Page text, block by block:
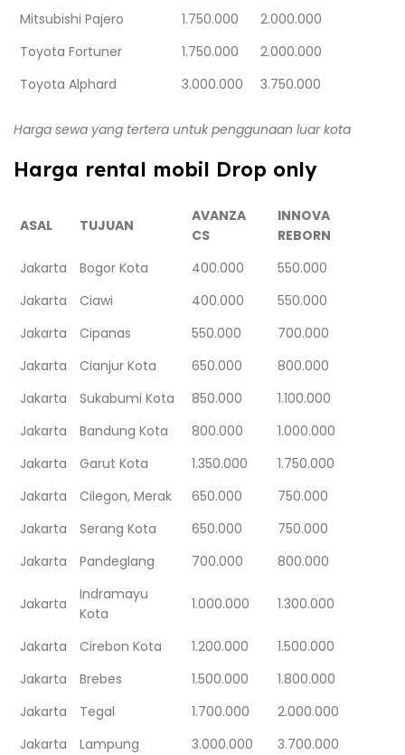
Mitsubishi Pajero 1.750.000
2.000.000
Toyota Fortuner
1.750.000
2.000.000
Toyota Alphard
3.000.000 3.750.000
Harga sewa yang tertera untuk penggunaan luar kota
Harga rental mobil Drop only
ASAL TUJUAN
AVANZA
CS
INNOVA
REBORN
Jakarta
Bogor Kota 400.000
550.000
Jakarta
Ciawi 400.000
550.000
Jakarta
Cipanas 550.000
700.000
Jakarta
Cianjur Kota 650.000
800.000
Jakarta
Sukabumi Kota 850.000
1.100.000
Jakarta
Bandung Kota 800.000
1.000.000
Jakarta
Garut Kota 1.350.000
1.750.000
Jakarta
Cilegon, Merak 650.000
750.000
Jakarta
Serang Kota 650.000
750.000
Jakarta
Pandeglang 700.000 800.000
Jakarta
Indramayu
Kota
1.000.000 1.300.000
Jakarta Cirebon Kota 1.200.000
1.500.000
Jakarta
Brebes 1.500.000
1.800.000
Jakarta
Tegal 1.700.000
2.000.000
Jakarta
Lampung 3.000.000 3.700.000